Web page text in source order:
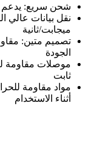
شحن سريع: يدعم
نقل بيانات عالي
ميجابت/ثانية
تصميم متين:
الجودة
موصلات مقاومة
ثابت
مواد مقاومة
أثناء الاستخدام